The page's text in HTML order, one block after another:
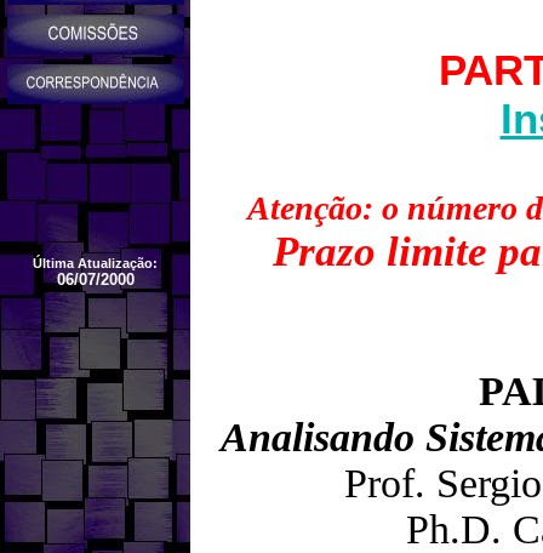
Última Atualização:
06/07/2000
Atenção: o número
Prazo limite
Analisando
Prof.
Ph.D.